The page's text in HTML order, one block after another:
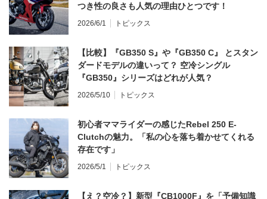
つき性の良さも人気の理由ひとつです！
2026/6/1 トピックス
【比較】『GB350 S』や『GB350 C』 とスタン
ダードモデルの違いって？ 空冷シングル
『GB350』シリーズはどれが人気？
2026/5/10 トピックス
初心者ママライダーの感じたRebel 250 E-
Clutchの魅力。「私の心を落ち着かせてくれる
存在です」
2026/5/1 トピックス
【え？空冷？】新型『CB1000F』を「予備知識